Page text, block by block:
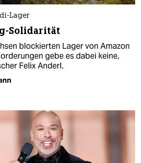
Lager
Solidarität
blockierten Lager von Amazon
gebe es dabei keine,
Felix Anderl.